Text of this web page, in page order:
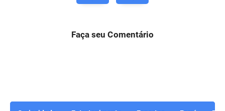
Faça seu Comentário